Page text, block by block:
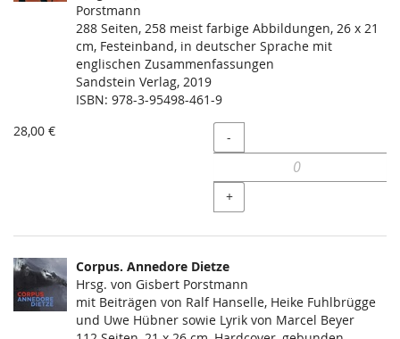
Porstmann
288 Seiten, 258 meist farbige Abbildungen, 26 x 21
cm, Festeinband, in deutscher Sprache mit
englischen Zusammenfassungen
Sandstein Verlag, 2019
ISBN: 978-3-95498-461-9
28,00 €
Menge
-
+
Corpus. Annedore Dietze
Hrsg. von Gisbert Porstmann
mit Beiträgen von Ralf Hanselle, Heike Fuhlbrügge
und Uwe Hübner sowie Lyrik von Marcel Beyer